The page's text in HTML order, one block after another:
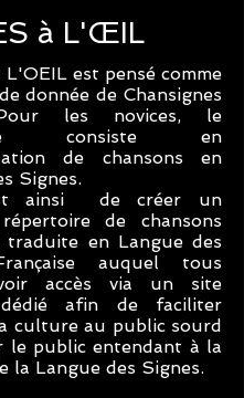
à L'ŒIL
L'OEIL est pensé comme
donnée de Chansignes
les novices, le
consiste en
de chansons en
Signes.
ainsi de créer un
de chansons
traduite en Langue des
auquel tous
accès via un site
afin de faciliter
culture au public sourd
le public entendant à la
la Langue des Signes.